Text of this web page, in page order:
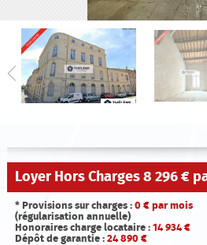
Estimation
Contact
Loyer Hors Charges8 296 €
* Provisions sur charges : 0€ par mois
(régularisation annuelle)
Honoraires charge locataire : 14 934€
Dépôt de garantie : 24 890€